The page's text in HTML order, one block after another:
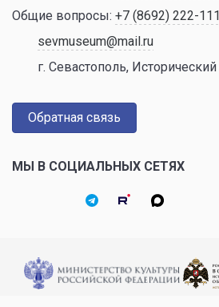
Общие вопросы: +7 (8692) 222-111
sevmuseum@mail.ru
г. Севастополь,
Обратная связь
МЫ В СОЦИАЛЬНЫХ СЕТЯХ